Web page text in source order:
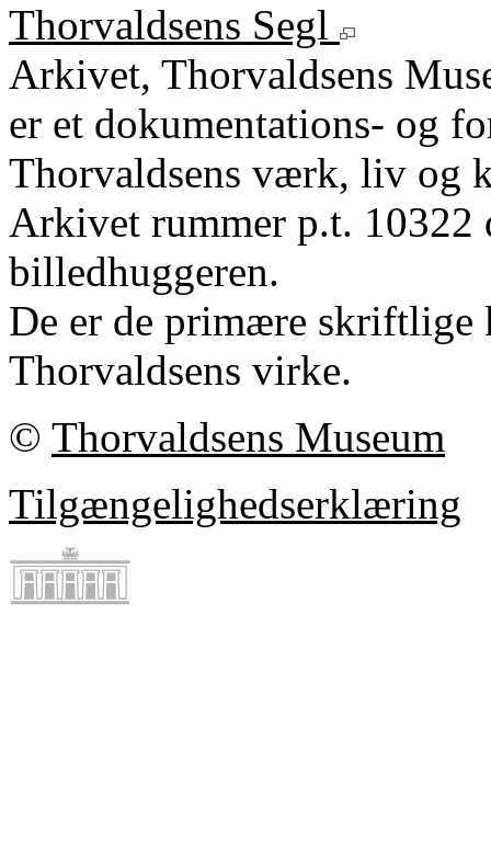
Thorvaldsens Segl
Arkivet, Thorvaldsens
er et dokumentations- og
Thorvaldsens værk, liv og
Arkivet rummer p.t.
billedhuggeren.
De er de primære
Thorvaldsens virke.
© Thorvaldsens Museum
Tilgængelighedserklæring